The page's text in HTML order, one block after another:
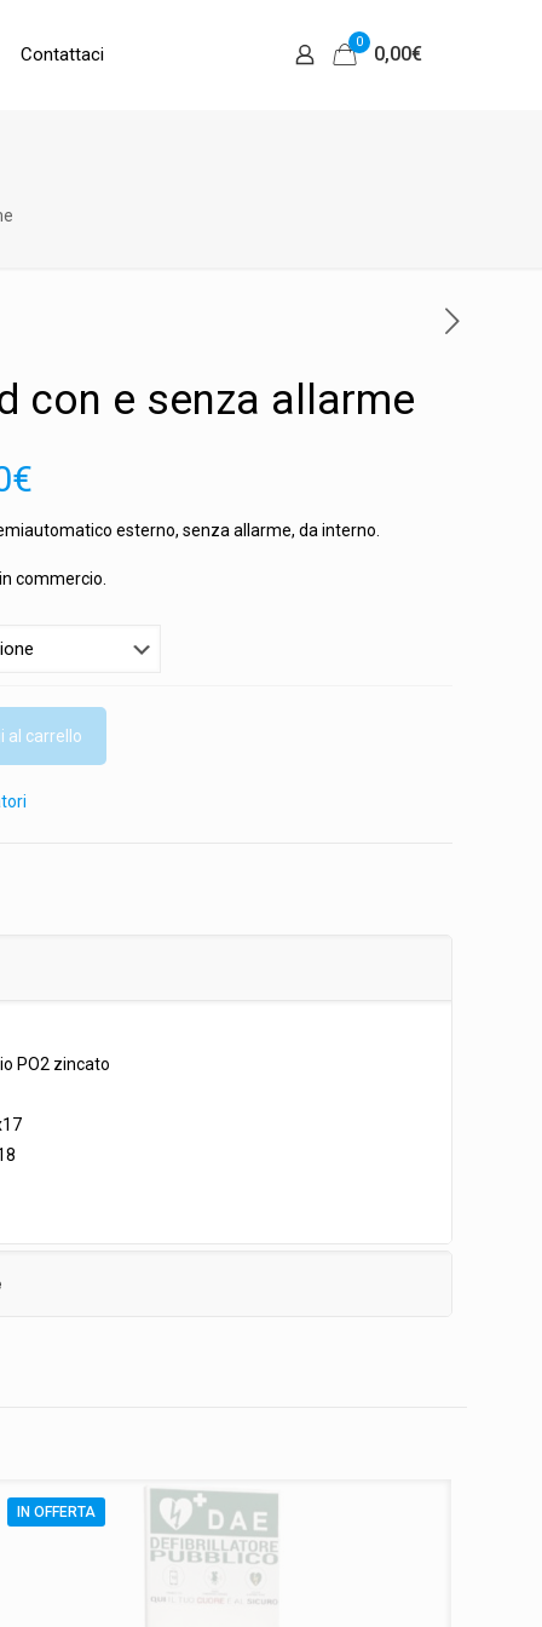
Contattaci
0
0,00€
con e senza allarme
€
di
prezzo:
da
a
152,50€
esterno, senza allarme, da interno.
commercio.
al carrello
PO2 zincato
IN OFFERTA